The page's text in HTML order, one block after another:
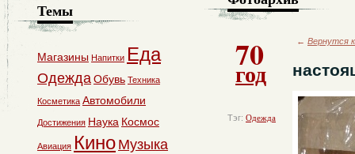
70
год
Тэг: Одежда
← Вернутся
Темы
Магазины Напитки Еда
ОдеждаОбувь Техника
Косметика Автомобили
Достижения Наука Космос
Авиация Кино Музыка